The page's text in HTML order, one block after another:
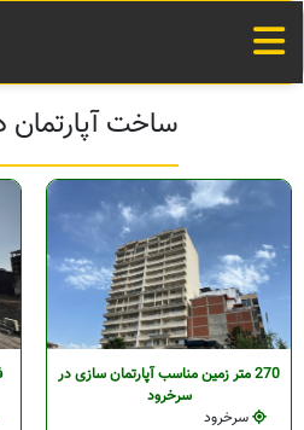
ساخت
270 متر زمین مناسب آپارتمان سازی در
سرخرود
سرخرود